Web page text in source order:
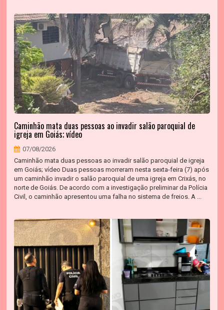
Caminhão mata duas pessoas ao invadir salão paroquial de
igreja em Goiás; vídeo
07/08/2026
Caminhão mata duas pessoas ao invadir salão paroquial de igreja
em Goiás; vídeo Duas pessoas morreram nesta sexta-feira (7) após
um caminhão invadir o salão paroquial de uma igreja em Crixás, no
norte de Goiás. De acordo com a investigação preliminar da Polícia
Civil, o caminhão apresentou uma falha no sistema de freios. A ...